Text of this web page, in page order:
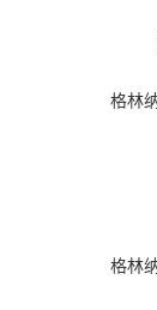
格林
格林